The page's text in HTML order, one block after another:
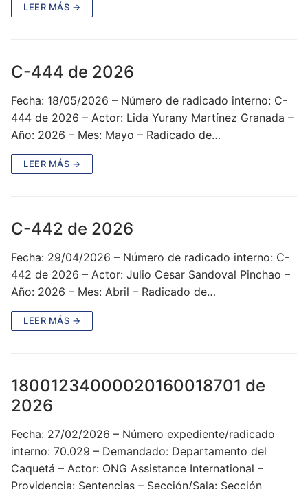
LEER MÁS →
C-444 de 2026
Fecha: 18/05/2026 – Número de radicado interno: C-
444 de 2026 – Actor: Lida Yurany Martínez Granada –
Año: 2026 – Mes: Mayo – Radicado de…
LEER MÁS →
C-442 de 2026
Fecha: 29/04/2026 – Número de radicado interno: C-
442 de 2026 – Actor: Julio Cesar Sandoval Pinchao –
Año: 2026 – Mes: Abril – Radicado de…
LEER MÁS →
18001234000020160018701 de
2026
Fecha: 27/02/2026 – Número expediente/radicado
interno: 70.029 – Demandado: Departamento del
Caquetá – Actor: ONG Assistance International –
Providencia: Sentencias – Sección/Sala: Sección